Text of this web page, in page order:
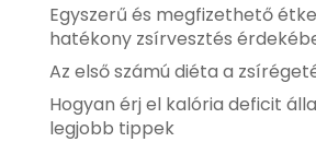
Egyszerű és megfizethető
hatékony zsírvesztés
Az első számú diéta a
Hogyan érj el kalória deficit
legjobb tippek